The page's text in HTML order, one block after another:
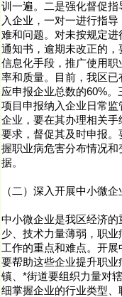
训一遍。二是强化督促
入企业，一对一进行指
难和问题。对未按规定
通知书，逾期未改正的
信息化手段，推广使用
率和质量。目前，我区
应申报企业总数的60%
项目申报纳入企业日常
企业，要在其办理相关
要求，督促其及时申报
握职业病危害分布情况
据。
（二）深入开展中小微
中小微企业是我区经济
少、技术力量薄弱，职
工作的重点和难点。开
要帮助这些企业提升职
镇、*街道要组织力量对
细掌握企业的行业类型